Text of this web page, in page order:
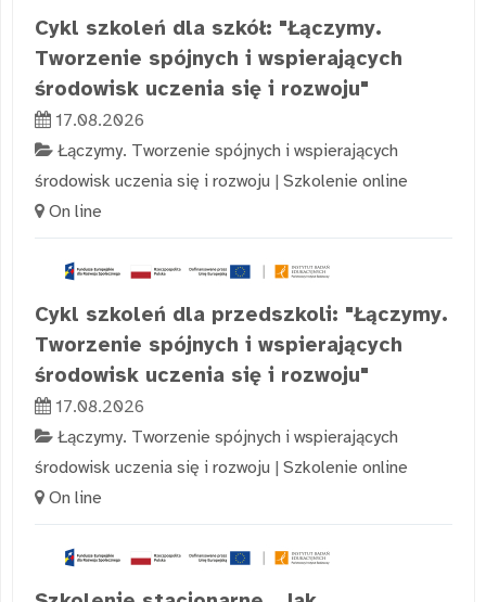
Cykl szkoleń dla szkół: "Łączymy.
Tworzenie spójnych i wspierających
środowisk uczenia się i rozwoju"
17.08.2026
Łączymy. Tworzenie spójnych i wspierających
środowisk uczenia się i rozwoju | Szkolenie online
On line
Cykl szkoleń dla przedszkoli: "Łączymy.
Tworzenie spójnych i wspierających
środowisk uczenia się i rozwoju"
17.08.2026
Łączymy. Tworzenie spójnych i wspierających
środowisk uczenia się i rozwoju | Szkolenie online
On line